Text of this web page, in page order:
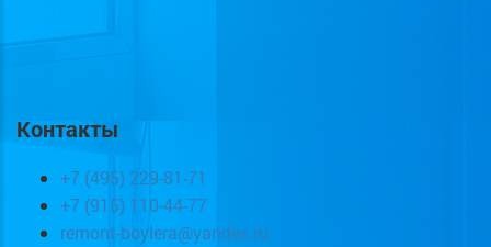
Контакты
+7 (495) 229-81-71
+7 (915) 110-44-77
remont-boylera@yandex.ru